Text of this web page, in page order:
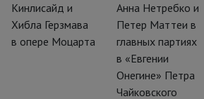
Кинлисайд и
Хибла Герзмава
в опере Моцарта
Анна Нетребко и
Петер Маттеи в
главных партиях
в «Евгении
Онегине» Петра
Чайковского